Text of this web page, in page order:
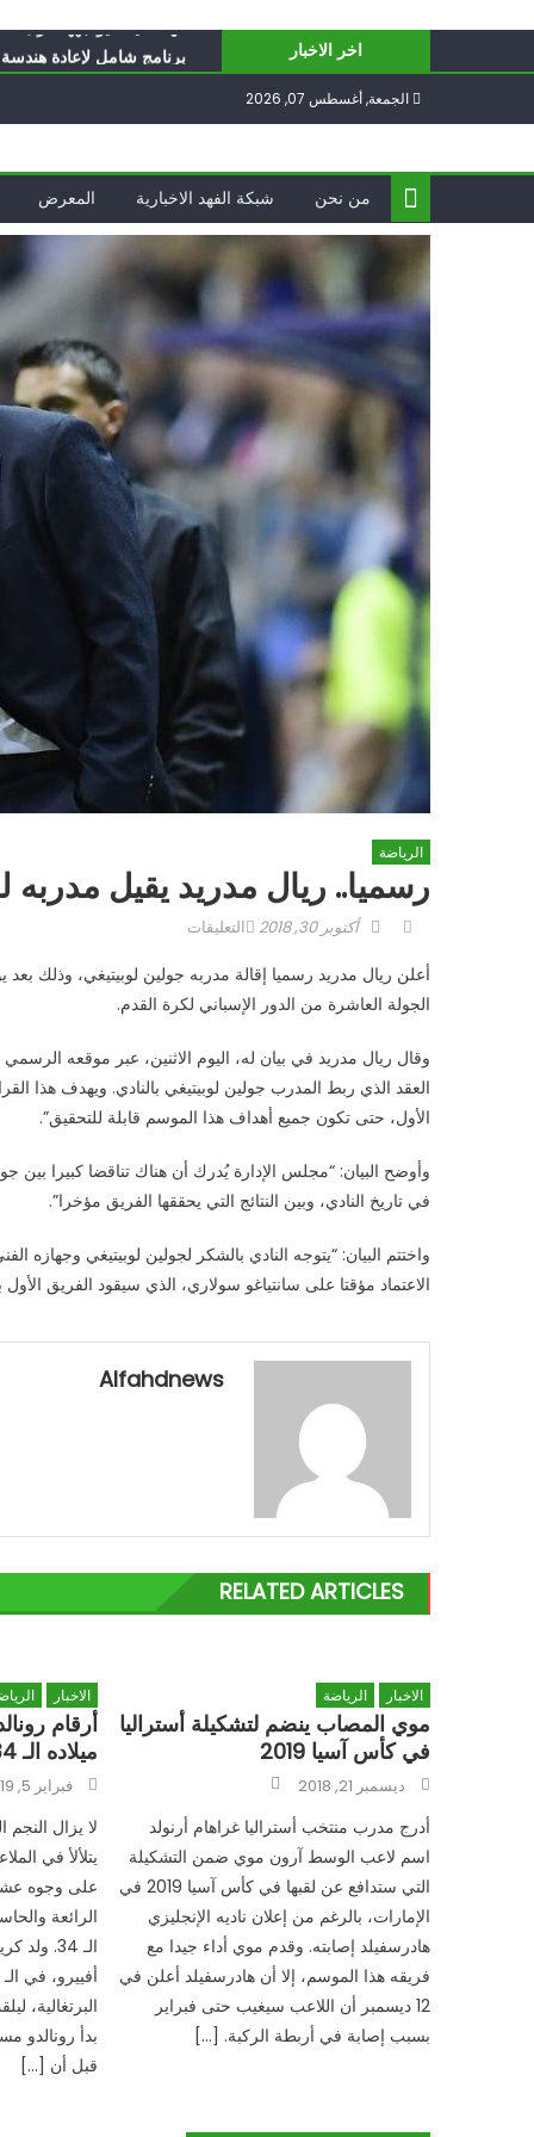
content
اخر الاخبار
برنامج شامل لإعادة
الغرب يدفن اتفاقاً وُلد
أيّ تحدّيات يواجهها حزب
الجمعة, أغسطس 07, 2026
المعرض شبكة الفهد الاخبارية من نحن
الرياضة
رسميا.. ريال مدريد يقيل مدربه
Posted
أكتوبر 30, 2018Author التعليقات
ريال
مدريد
مدربه
لوبيتيغي
ويوكل
لسولاري
مؤقتا
الجولة العاشرة من الدور الإسباني لكرة القدم.
العقد الذي ربط المدرب جولين لوبيتيغي بالنادي. ويهدف هذا
الأول، حتى تكون جميع أهداف هذا الموسم قابلة للتحقيق”.
في تاريخ النادي، وبين النتائج التي يحققها الفريق مؤخرا”.
واختتم البيان: “يتوجه النادي بالشكر لجولين لوبيتيغي
الاعتماد مؤقتا على سانتياغو سولاري، الذي سيقود الفريق الأول
Alfahdnews
RELATED ARTICLES
الاخبار
أرقام
ميلاده الـ 34!
Posted
onفبراير 5, 2019
لا يزال النجم
يتلألأ في
على وجوه
الرائعة
الـ 34.
البرتغالية،
بدأ رونالدو
قبل أن […]
الاخبار الرياضة
موي المصاب ينضم لتشكيلة أستراليا
في كأس آسيا 2019
Posted
onديسمبر 21, 2018
أدرج مدرب منتخب أستراليا غراهام أرنولد
اسم لاعب الوسط آرون موي ضمن التشكيلة
التي ستدافع عن لقبها في كأس آسيا 2019 في
الإمارات، بالرغم من إعلان ناديه الإنجليزي
هادرسفيلد إصابته. وقدم موي أداء جيدا مع
فريقه هذا الموسم، إلا أن هادرسفيلد أعلن في
12 ديسمبر أن اللاعب سيغيب حتى فبراير
بسبب إصابة في أربطة الركبة. […]